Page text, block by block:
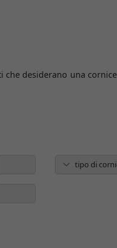
desiderano una cornice
tipo di